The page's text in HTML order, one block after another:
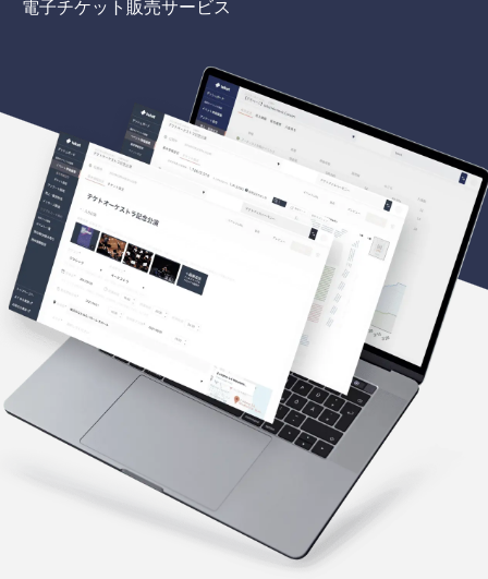
電子チケット販売サービス